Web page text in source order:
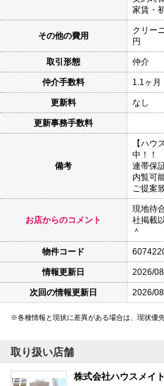
家賃・
その他の費用
クリー
円
取引形態 仲介
仲介手数料 1.1ヶ月
更新料 なし
更新事務手数料
備考
【ハウ
中！！
連帯保
内覧可
ご提案
お店からのコメント
現地待
社掲載
＾
物件コード
情報更新日 2026/
次回の情報更新日 2026/
各種情報と現状に差異がある場合は、現状優
取り扱い店舗
株式会社ハウスメイ